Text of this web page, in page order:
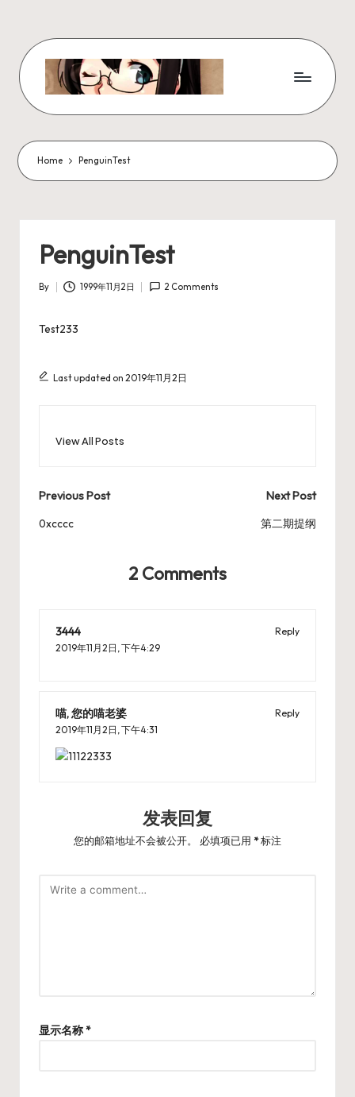
content
W
x
z
ui
r
_
N
ot
e
Home PenguinTest
PenguinTest
Posted
By 1999年11月2日 2 Comments
Test233
Last updated on 2019年11月2日
View All Posts
Post
navigation
Previous Post
0xcccc
Next Post
第二期提纲
2 Comments
3444
Reply
2019年11月2日, 下午4:29
喵, 您的喵老婆
Reply
2019年11月2日, 下午4:31
发表回复
您的邮箱地址不会被公开。 必填项已用 *标注
显示名称*